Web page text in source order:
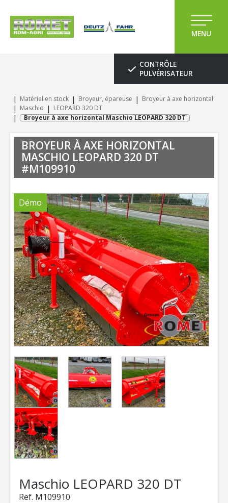
MENU
CONTRÔLE
PULVÉRISATEUR
Matériel en stock Broyeur, épareuse
Broyeur à axe horizontal
Maschio
LEOPARD 320 DT
Broyeur à axe horizontal Maschio LEOPARD 320 DT
BROYEUR À AXE HORIZONTAL
MASCHIO LEOPARD 320 DT
#M109910
Démo
Maschio LEOPARD 320 DT
Ref. M109910